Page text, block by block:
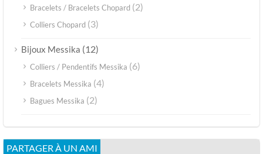
Bracelets / Bracelets Chopard (2)
Colliers Chopard (3)
Bijoux Messika (12)
Colliers / Pendentifs Messika (6)
Bracelets Messika (4)
Bagues Messika (2)
PARTAGER À UN AMI